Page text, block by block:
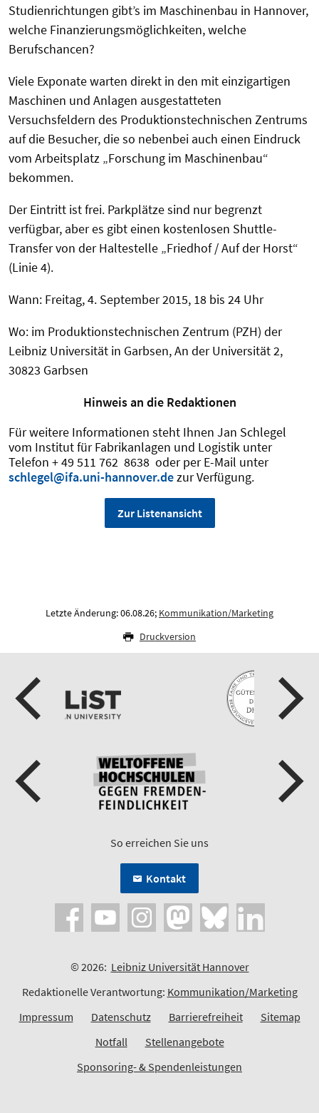
Studienrichtungen gibt’s im Maschinenbau in Hannover,
welche Finanzierungsmöglichkeiten, welche
Berufschancen?
Viele Exponate warten direkt in den mit einzigartigen
Maschinen und Anlagen ausgestatteten
Versuchsfeldern des Produktionstechnischen Zentrums
auf die Besucher, die so nebenbei auch einen Eindruck
vom Arbeitsplatz „Forschung im Maschinenbau“
bekommen.
Der Eintritt ist frei. Parkplätze sind nur begrenzt
verfügbar, aber es gibt einen kostenlosen Shuttle-
Transfer von der Haltestelle „Friedhof / Auf der Horst“
(Linie 4).
Wann: Freitag, 4. September 2015, 18 bis 24 Uhr
Wo: im Produktionstechnischen Zentrum (PZH) der
Leibniz Universität in Garbsen, An der Universität 2,
30823 Garbsen
Hinweis an die Redaktionen
Für weitere Informationen steht Ihnen Jan Schlegel
vom Institut für Fabrikanlagen und Logistik unter
Telefon + 49 511 762 8638 oder per E-Mail unter
schlegel@ifa.uni-hannover.dezur Verfügung.
Zur Listenansicht
Letzte Änderung: 06.08.26; Kommunikation/Marketing
Druckversion
So erreichen Sie uns
Kontakt
© 2026: Leibniz Universität Hannover
Redaktionelle Verantwortung: Kommunikation/Marketing
Impressum
Datenschutz Barrierefreiheit
Sitemap
Notfall
Stellenangebote
Sponsoring- & Spendenleistungen